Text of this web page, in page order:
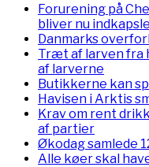
Forurening på
bliver nu
Danmarks
Træt af larven fra
af larverne
Butikkerne kan
Havisen i Arktis
Krav om rent
af partier
Økodag samlede
Alle køer skal